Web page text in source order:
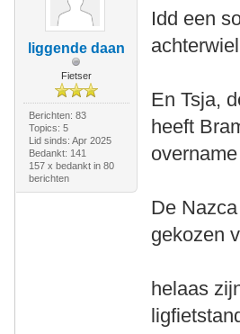
liggende daan
Fietser
Berichten: 83
Topics: 5
Lid sinds: Apr 2025
Bedankt: 141
157 x bedankt in 80
berichten
Idd een
En Tsja,
heeft
De
gekozen
helaas